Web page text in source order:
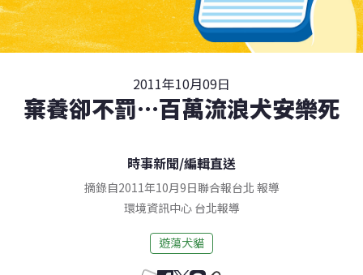
2011年10月09日
棄養卻不罰…百萬流浪犬安樂死
時事新聞/編輯直送
摘錄自2011年10月9日聯合報台北 報導
環境資訊中心 台北報導
遊蕩犬貓